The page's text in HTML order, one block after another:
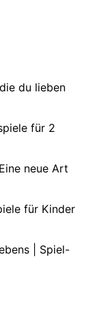
du lieben
für 2
neue Art
für Kinder
| Spiel-